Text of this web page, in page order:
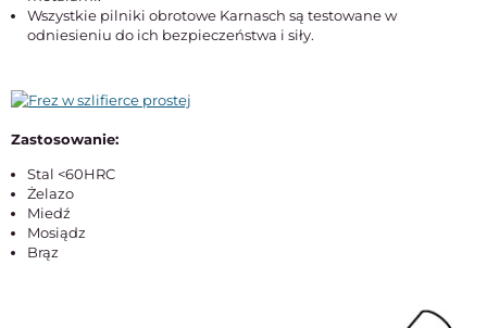
Wszystkie pilniki obrotowe Karnasch są testowane w
odniesieniu do ich bezpieczeństwa i siły.
Zastosowanie:
Stal <60HRC
Żelazo
Miedź
Mosiądz
Brąz